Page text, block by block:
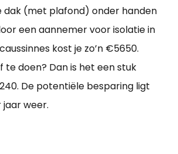
dak (met plafond) onder handen
een aannemer voor isolatie in
kost je zo’n €5650.
te doen? Dan is het een stuk
De potentiële besparing ligt
weer.